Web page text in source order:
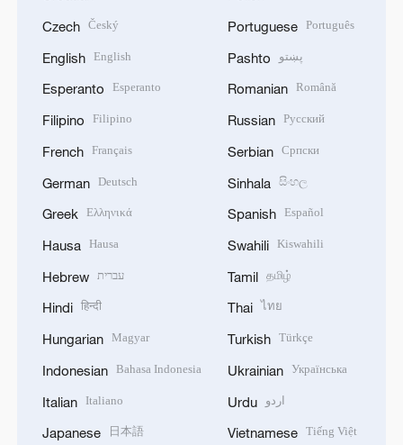
Czech Český
English English
Esperanto Esperanto
Filipino Filipino
French Français
German Deutsch
Greek Ελληνικά
Hausa Hausa
Hebrew עברית
Hindi हिन्दी
Hungarian Magyar
Indonesian Bahasa Indonesia
Italian Italiano
Japanese 日本語
Portuguese Português
Pashto پښتو
Romanian Română
Russian Русский
Serbian Српски
Sinhala සිංහල
Spanish Español
Swahili Kiswahili
Tamil தமிழ்
Thai ไทย
Turkish Türkçe
Ukrainian Українська
Urdu اردو
Vietnamese Tiếng Việt